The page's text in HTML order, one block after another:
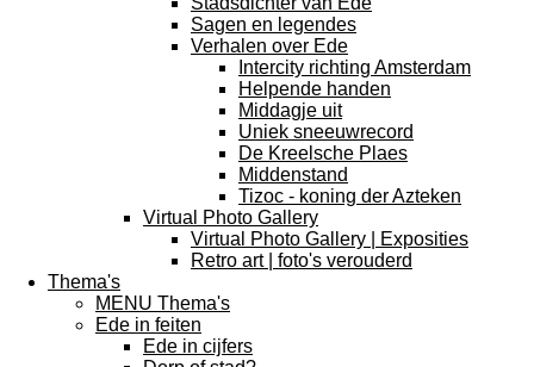
Sagen en legendes
Verhalen over Ede
Intercity richting Amsterdam
Helpende handen
Middagje uit
Uniek sneeuwrecord
De Kreelsche Plaes
Middenstand
Tizoc - koning der Azteken
Virtual Photo Gallery
Virtual Photo Gallery | Exposities
Retro art | foto's verouderd
Thema's
MENU Thema's
Ede in feiten
Ede in cijfers